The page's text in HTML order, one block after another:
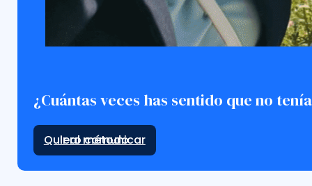
¿Cuántas veces has sentido que no
Ir al método